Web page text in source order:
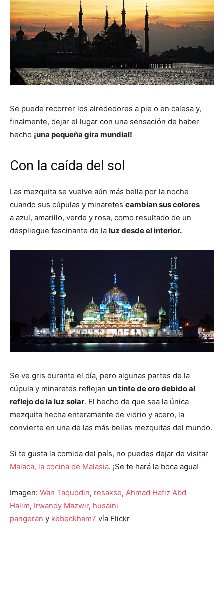
Se puede recorrer los alrededores a pie o en calesa y,
finalmente, dejar el lugar con una sensación de haber
hecho ¡una pequeña gira mundial!
Con la caída del sol
Las mezquita se vuelve aún más bella por la noche
cuando sus cúpulas y minaretes cambian sus colores
a azul, amarillo, verde y rosa, como resultado de un
despliegue fascinante de la luz desde el interior.
Se ve gris durante el día, pero algunas partes de la
cúpula y minaretes reflejan un tinte de oro debido al
reflejo de la luz solar. El hecho de que sea la única
mezquita hecha enteramente de vidrio y acero, la
convierte en una de las más bellas mezquitas del mundo.
Si te gusta la comida del país, no puedes dejar de visitar
Malaca, la cocina de Malasia. ¡Se te hará la boca agua!
Imagen: Wan Taquddin, resakse, Ahmad Hafiz Abd
Halim, Irwandy Mazwir, husaini
pangeran y kebeckham7 vía Flickr